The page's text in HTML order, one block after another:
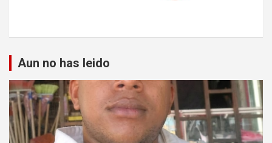
Aun no has leido